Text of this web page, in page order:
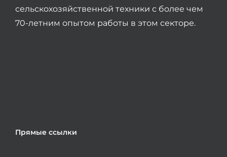
сельскохозяйственной техники с более чем
70-летним опытом работы в этом секторе.
Прямые ссылки